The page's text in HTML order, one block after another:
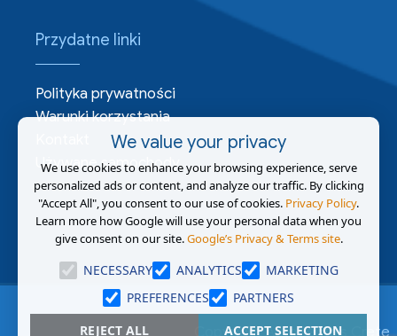
Przydatne linki
Polityka prywatności
Warunki korzystania
Używane samochody
We value your privacy
We use cookies to enhance your browsing experience, serve
personalized ads or content, and analyze our traffic. By clicking
"Accept All", you consent to our use of cookies. Privacy Policy.
Learn more how Google will use your personal data when you
give consent on our site.Google’s Privacy & Terms site.
NECESSARY ANALYTICS
MARKETING
PREFERENCES
PARTNERS
REJECT ALL
ACCEPT SELECTION